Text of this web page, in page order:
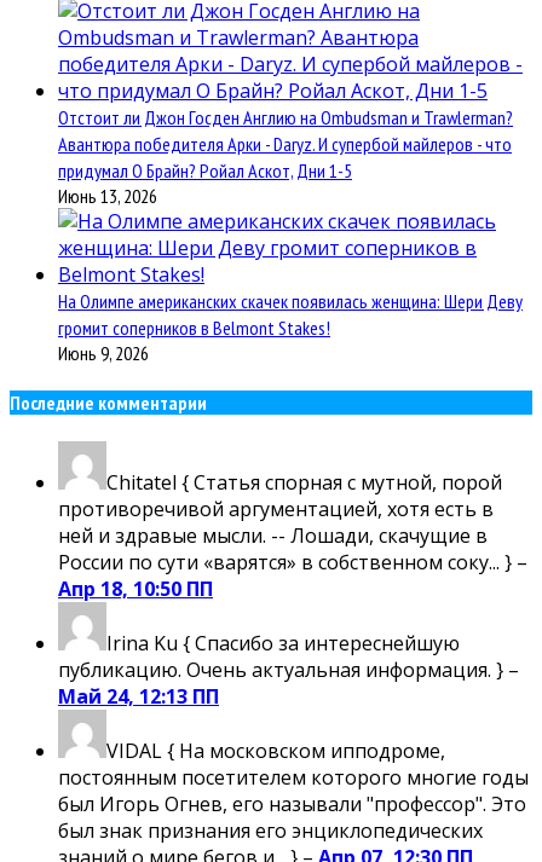
Отстоит ли Джон Госден Англию на Ombudsman и Trawlerman?
Авантюра победителя Арки - Daryz. И супербой майлеров - что
придумал О Брайн? Ройал Аскот, Дни 1-5
Июнь 13, 2026
На Олимпе американских скачек появилась женщина: Шери Деву
громит соперников в Belmont Stakes!
Июнь 9, 2026
Последние комментарии
Chitatel { Статья спорная с мутной, порой
противоречивой аргументацией, хотя есть в
ней и здравые мысли. -- Лошади, скачущие в
России по сути «варятся» в собственном соку... } –
Апр 18, 10:50 ПП
Irina Ku { Спасибо за интереснейшую
публикацию. Очень актуальная информация. } –
Май 24, 12:13 ПП
VIDAL{ На московском ипподроме,
постоянным посетителем которого многие годы
был Игорь Огнев, его называли "профессор". Это
был знак признания его энциклопедических
знаний о мире бегов и... } – Апр 07, 12:30 ПП